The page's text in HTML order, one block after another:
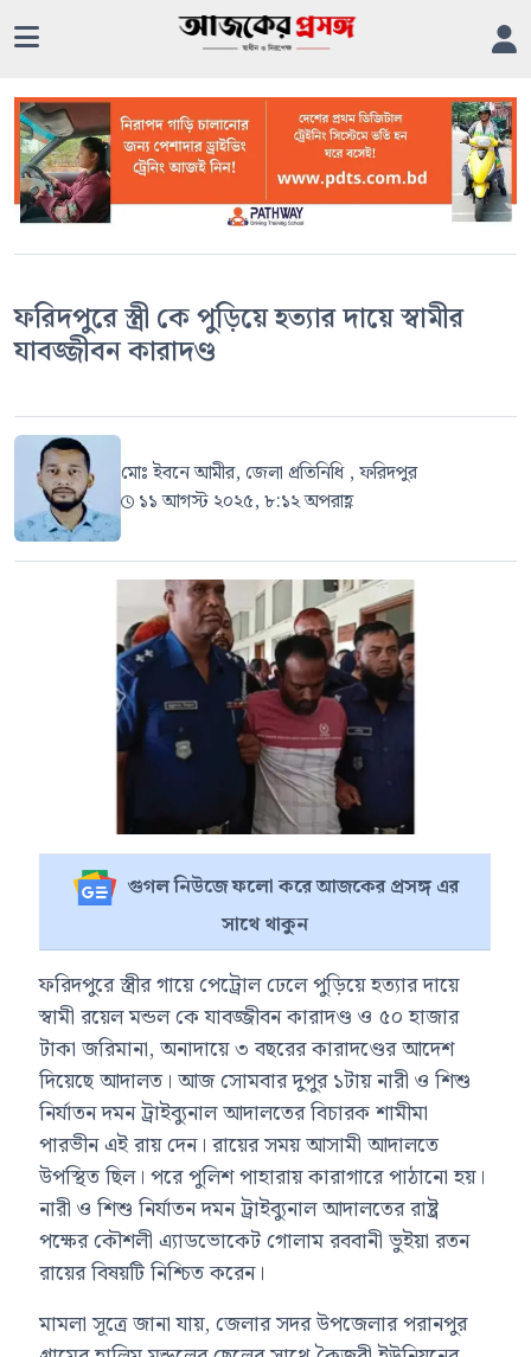
ফরিদপুরে স্ত্রী কে পুড়িয়ে হত্যার দায়ে স্বামীর
যাবজ্জীবন কারাদণ্ড
মোঃ ইবনে আমীর, জেলা প্রতিনিধি , ফরিদপুর
১১ আগস্ট ২০২৫, ৮:১২ অপরাহ্ণ
গুগল নিউজে ফলো করে আজকের প্রসঙ্গ এর
সাথে থাকুন
ফরিদপুরে স্ত্রীর গায়ে পেট্রোল ঢেলে পুড়িয়ে হত্যার দায়ে
স্বামী রয়েল মন্ডল কে যাবজ্জীবন কারাদণ্ড ও ৫০ হাজার
টাকা জরিমানা, অনাদায়ে ৩ বছরের কারাদণ্ডের আদেশ
দিয়েছে আদালত। আজ সোমবার দুপুর ১টায় নারী ও শিশু
নির্যাতন দমন ট্রাইব্যুনাল আদালতের বিচারক শামীমা
পারভীন এই রায় দেন। রায়ের সময় আসামী আদালতে
উপস্থিত ছিল। পরে পুলিশ পাহারায় কারাগারে পাঠানো হয়।
নারী ও শিশু নির্যাতন দমন ট্রাইব্যুনাল আদালতের রাষ্ট্র
পক্ষের কৌশলী এ্যাডভোকেট গোলাম রববানী ভুইয়া রতন
রায়ের বিষয়টি নিশ্চিত করেন।
মামলা সূত্রে জানা যায়, জেলার সদর উপজেলার পরানপুর